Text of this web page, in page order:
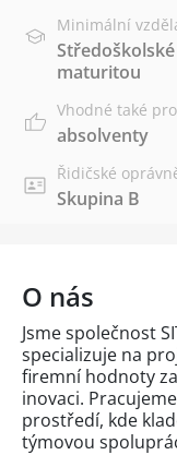
Minimální
maturitou
Vhodné také pro
absolventy
Řidičské
Skupina B
O nás
Jsme společnost
specializuje na
firemní hodnoty
inovaci.
prostředí, kde
týmovou